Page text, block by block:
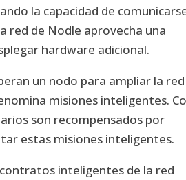
la capacidad de
red de Nodle aprovecha una
hardware adicional.
un nodo para ampliar la
misiones inteligentes.
son recompensados por
estas misiones inteligentes.
inteligentes de la red